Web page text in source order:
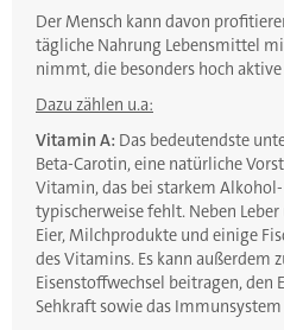
Der Mensch kann davon
tägliche Nahrung Lebensmittel
nimmt, die besonders hoch
Dazu zählen u.a:
Vitamin A: Das bedeutendste
Beta-Carotin, eine natürliche
Vitamin, das bei starkem
typischerweise fehlt. Neben
Eier, Milchprodukte und einige
des Vitamins. Es kann außerdem
Eisenstoffwechsel beitragen, den
Sehkraft sowie das